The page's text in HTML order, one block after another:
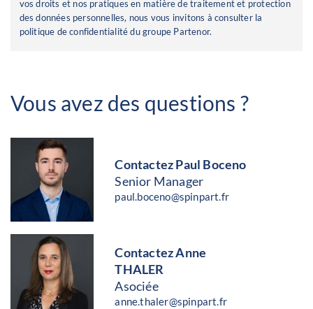
vos droits et nos pratiques en matière de traitement et protection
des données personnelles, nous vous invitons à consulter la
politique de confidentialité du groupe Partenor.
Vous avez des questions ?
Contactez Paul Boceno
Senior Manager
paul.boceno@spinpart.fr
Contactez Anne
THALER
Asociée
anne.thaler@spinpart.fr